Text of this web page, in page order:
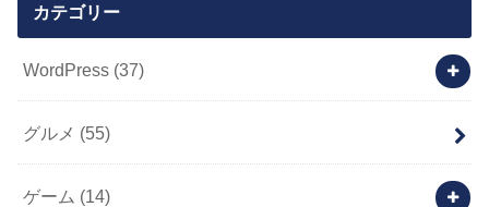
カテゴリー
WordPress (37)
グルメ (55)
ゲーム (14)